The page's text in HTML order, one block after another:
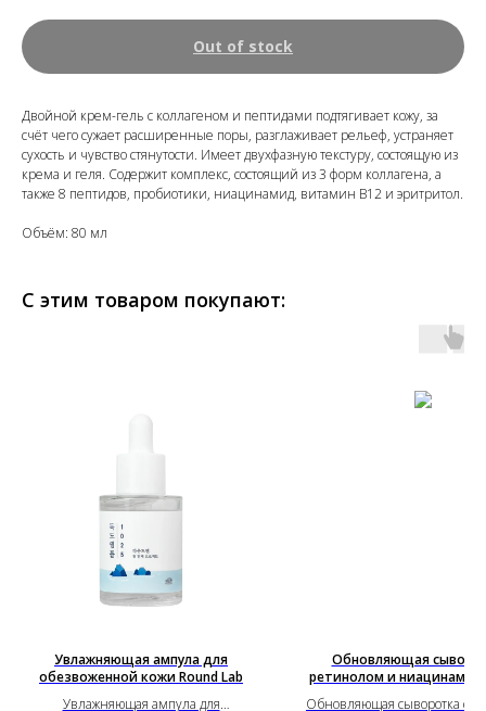
Out of stock
Двойной крем-гель с коллагеном и пептидами подтягивает кожу, за
счёт чего сужает расширенные поры, разглаживает рельеф, устраняет
сухость и чувство стянутости. Имеет двухфазную текстуру, состоящую из
крема и геля. Содержит комплекс, состоящий из 3 форм коллагена, а
также 8 пептидов, пробиотики, ниацинамид, витамин B12 и эритритол.
Объём: 80 мл
С этим товаром покупают:
Увлажняющая ампула для
обезвоженной кожи Round Lab
Увлажняющая ампула для
Обновляющая
ретинолом и
Обновляющая сыворотка с